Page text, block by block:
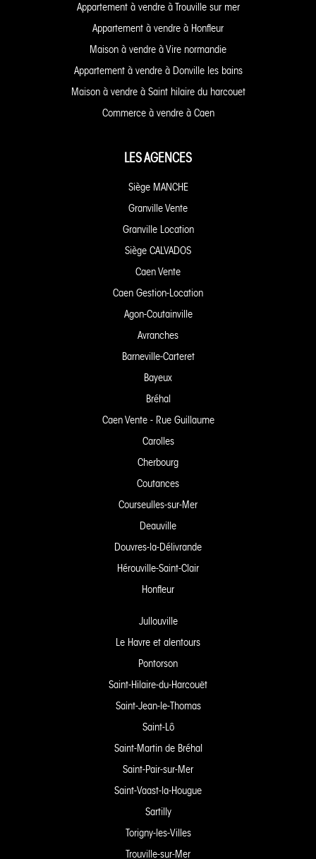
Appartement à vendre à Trouville sur mer
Appartement à vendre à Honfleur
Maison à vendre à Vire normandie
Appartement à vendre à Donville les bains
Maison à vendre à Saint hilaire du harcouet
Commerce à vendre à Caen
LES AGENCES
Siège MANCHE
Granville Vente
Granville Location
Siège CALVADOS
Caen Vente
Caen Gestion-Location
Agon-Coutainville
Avranches
Barneville-Carteret
Bayeux
Bréhal
Caen Vente - Rue Guillaume
Carolles
Cherbourg
Coutances
Courseulles-sur-Mer
Deauville
Douvres-la-Délivrande
Hérouville-Saint-Clair
Honfleur
Jullouville
Le Havre et alentours
Pontorson
Saint-Hilaire-du-Harcouët
Saint-Jean-le-Thomas
Saint-Lô
Saint-Martin de Bréhal
Saint-Pair-sur-Mer
Saint-Vaast-la-Hougue
Sartilly
Torigny-les-Villes
Trouville-sur-Mer